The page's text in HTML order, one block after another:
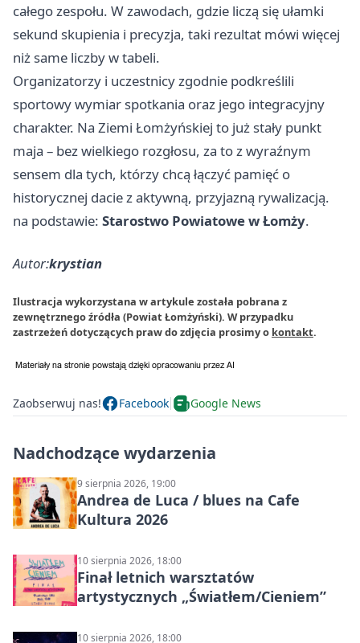
całego zespołu. W zawodach, gdzie liczą się ułamki
sekund skupienia i precyzja, taki rezultat mówi więcej
niż same liczby w tabeli.
Organizatorzy i uczestnicy zgodnie podkreślili
sportowy wymiar spotkania oraz jego integracyjny
charakter. Na Ziemi Łomżyńskiej to już stały punkt
maja – bez wielkiego rozgłosu, za to z wyraźnym
sensem dla tych, którzy chcą łączyć pamięć o
historycznej dacie z aktywną, przyjazną rywalizacją.
na podstawie: Starostwo Powiatowe w Łomży.
Autor:krystian
Ilustracja wykorzystana w artykule została pobrana z
zewnętrznego źródła (Powiat Łomżyński). W przypadku
zastrzeżeń dotyczących praw do zdjęcia prosimy o kontakt.
Zaobserwuj nas! Facebook Google News
Nadchodzące wydarzenia
9 sierpnia 2026, 19:00
Andrea de Luca / blues na Cafe
Kultura 2026
10 sierpnia 2026, 18:00
Finał letnich warsztatów
artystycznych „Światłem/Cieniem”
10 sierpnia 2026, 18:00